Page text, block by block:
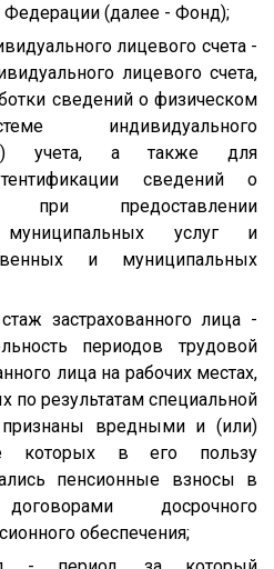
Федерации (далее - Фонд);
лицевого счета -
лицевого счета,
сведений о физическом
индивидуального
учета, а также для
сведений о
предоставлении
услуг и
и муниципальных
застрахованного лица -
периодов трудовой
лица на рабочих местах,
по результатам специальной
вредными и (или)
которых в его пользу
пенсионные взносы в
досрочного
обеспечения;